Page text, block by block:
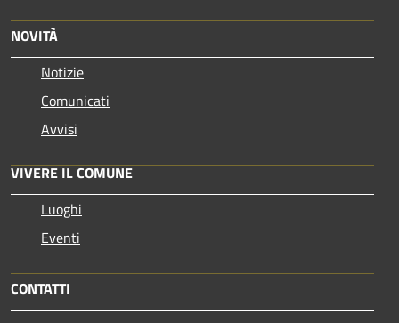
NOVITÀ
Notizie
Comunicati
Avvisi
VIVERE IL COMUNE
Luoghi
Eventi
CONTATTI